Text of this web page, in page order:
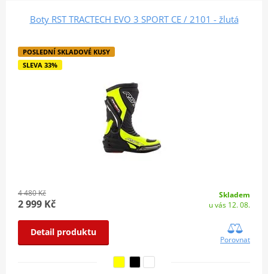
Boty RST TRACTECH EVO 3 SPORT CE / 2101 - žlutá
POSLEDNÍ SKLADOVÉ KUSY
SLEVA 33%
4 480 Kč
2 999 Kč
Skladem
u vás 12. 08.
Detail produktu
Porovnat